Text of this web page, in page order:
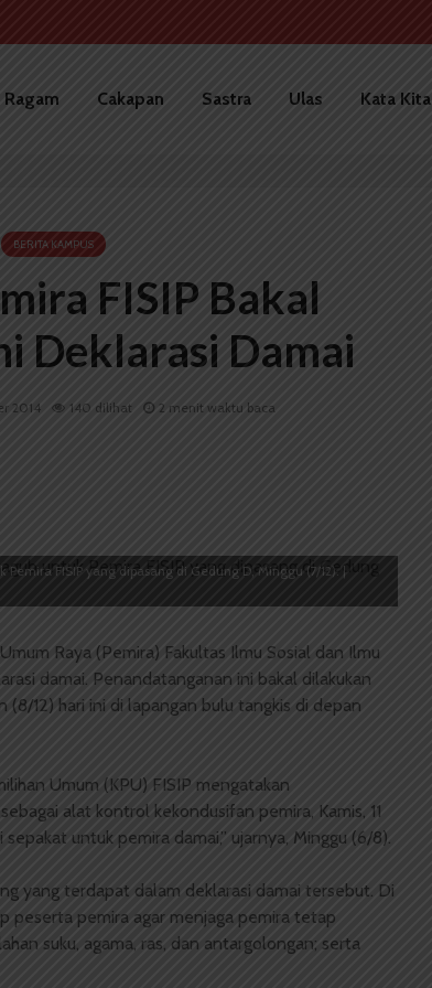
Ragam Cakapan Sastra Ulas Kata Kita
BERITA KAMPUS
FISIP Bakal
Deklarasi Damai
2014 140 dilihat 2 menit waktu baca
FISIP yang dipasang di Gedung D, Minggu (7/12). |
Raya (Pemira) Fakultas Ilmu Sosial dan Ilmu
damai. Penandatanganan ini bakal dilakukan
(8/12) hari ini di lapangan bulu tangkis di depan
Umum (KPU) FISIP mengatakan
alat kontrol kekondusifan pemira, Kamis, 11
untuk pemira damai,” ujarnya, Minggu (6/8).
yang terdapat dalam deklarasi damai tersebut. Di
peserta pemira agar menjaga pemira tetap
suku, agama, ras, dan antargolongan; serta